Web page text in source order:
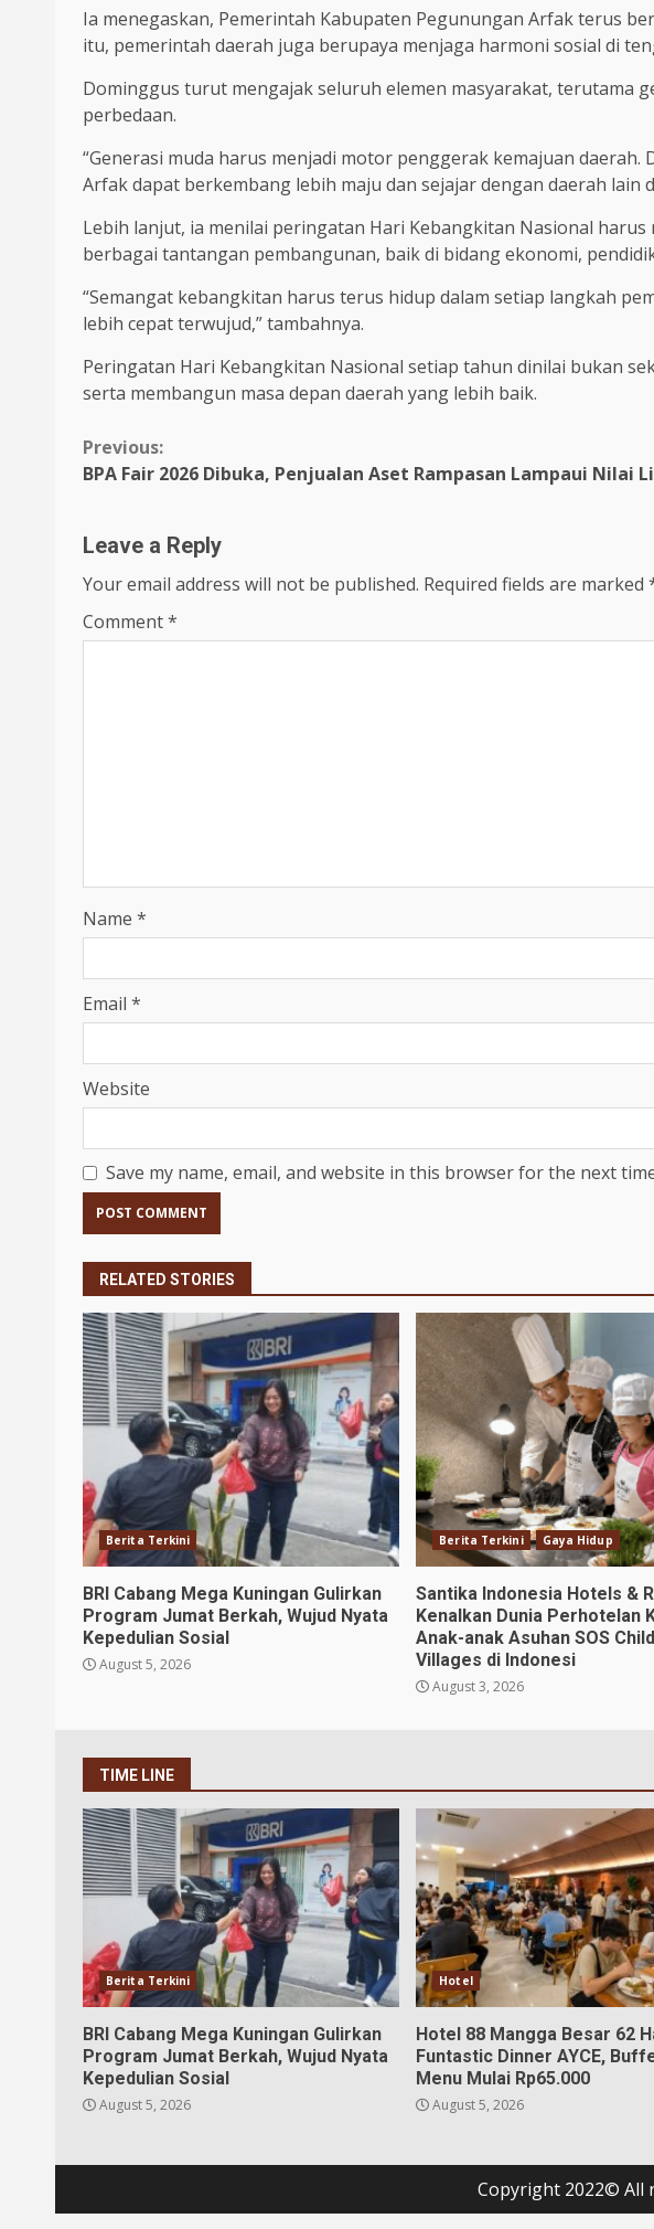
Ia menegaskan, Pemerintah Kabupaten Pegunungan Arfak terus
itu, pemerintah daerah juga berupaya menjaga harmoni sosial di
Dominggus turut mengajak seluruh elemen masyarakat, terutama
perbedaan.
“Generasi muda harus menjadi motor penggerak kemajuan
Arfak dapat berkembang lebih maju dan sejajar dengan daerah lain
Lebih lanjut, ia menilai peringatan Hari Kebangkitan Nasional
berbagai tantangan pembangunan, baik di bidang ekonomi,
“Semangat kebangkitan harus terus hidup dalam setiap langkah
lebih cepat terwujud,” tambahnya.
Peringatan Hari Kebangkitan Nasional setiap tahun dinilai bukan
serta membangun masa depan daerah yang lebih baik.
Continue
Previous:
BPA Fair 2026 Dibuka, Penjualan Aset Rampasan Lampaui Nilai
Leave a Reply
Your email address will not be published. Required fields are marked
Comment*
Name *
Email *
Website
Save my name, email, and website in this browser for the next
RELATED STORIES
Berita Terkini
BRI Cabang Mega Kuningan Gulirkan
Program Jumat Berkah, Wujud Nyata
Kepedulian Sosial
August 5, 2026
Berita Terkini Gaya Hidup
Santika Indonesia Hotels &
Kenalkan Dunia Perhotelan
Anak-anak Asuhan SOS
Villages di Indonesi
August 3, 2026
TIME LINE
Berita Terkini
BRI Cabang Mega Kuningan Gulirkan
Program Jumat Berkah, Wujud Nyata
Kepedulian Sosial
August 5, 2026
Hotel
Hotel 88 Mangga Besar 62
Funtastic Dinner AYCE,
Menu Mulai Rp65.000
August 5, 2026
Copyright 2022© All